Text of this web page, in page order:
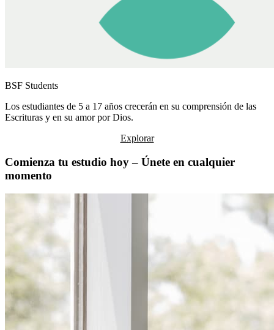
BSF Students
Los estudiantes de 5 a 17 años crecerán en su comprensión de las
Escrituras y en su amor por Dios.
Explorar
Comienza tu estudio hoy – Únete en cualquier
momento